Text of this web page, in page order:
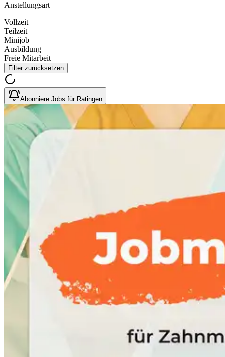
Anstellungsart
Vollzeit
Teilzeit
Minijob
Ausbildung
Freie Mitarbeit
Filter zurücksetzen
Abonniere Jobs für Ratingen